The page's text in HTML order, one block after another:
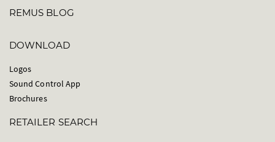
REMUS BLOG
DOWNLOAD
Logos
Sound Control App
Brochures
RETAILER SEARCH